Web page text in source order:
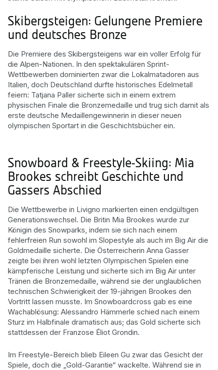
Skibergsteigen: Gelungene Premiere
und deutsches Bronze
Die Premiere des Skibergsteigens war ein voller Erfolg für
die Alpen-Nationen. In den spektakulären Sprint-
Wettbewerben dominierten zwar die Lokalmatadoren aus
Italien, doch Deutschland durfte historisches Edelmetall
feiern: Tatjana Paller sicherte sich in einem extrem
physischen Finale die Bronzemedaille und trug sich damit als
erste deutsche Medaillengewinnerin in dieser neuen
olympischen Sportart in die Geschichtsbücher ein.
Snowboard & Freestyle-Skiing: Mia
Brookes schreibt Geschichte und
Gassers Abschied
Die Wettbewerbe in Livigno markierten einen endgültigen
Generationswechsel. Die Britin Mia Brookes wurde zur
Königin des Snowparks, indem sie sich nach einem
fehlerfreien Run sowohl im Slopestyle als auch im Big Air die
Goldmedaille sicherte. Die Österreicherin Anna Gasser
zeigte bei ihren wohl letzten Olympischen Spielen eine
kämpferische Leistung und sicherte sich im Big Air unter
Tränen die Bronzemedaille, während sie der unglaublichen
technischen Schwierigkeit der 19-jährigen Brookes den
Vortritt lassen musste. Im Snowboardcross gab es eine
Wachablösung: Alessandro Hämmerle schied nach einem
Sturz im Halbfinale dramatisch aus; das Gold sicherte sich
stattdessen der Franzose Éliot Grondin.
Im Freestyle-Bereich blieb Eileen Gu zwar das Gesicht der
Spiele, doch die „Gold-Garantie“ wackelte. Während sie in